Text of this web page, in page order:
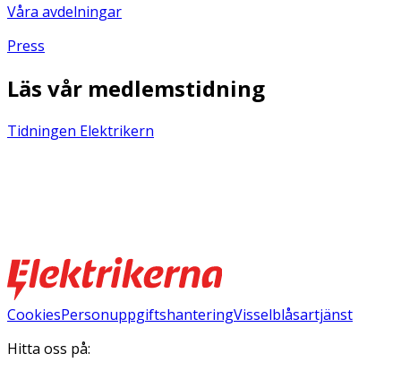
Våra avdelningar
Press
Läs vår medlemstidning
Tidningen Elektrikern
CookiesPersonuppgiftshanteringVisselblåsartjänst
Hitta oss på: